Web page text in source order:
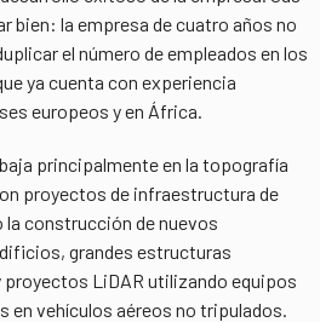
bien: la empresa de cuatro años no
el número de empleados en los
ya cuenta con experiencia
europeos y en África.
principalmente en la topografía
proyectos de infraestructura de
construcción de nuevos
grandes estructuras
LiDAR utilizando equipos
en vehículos aéreos no tripulados.